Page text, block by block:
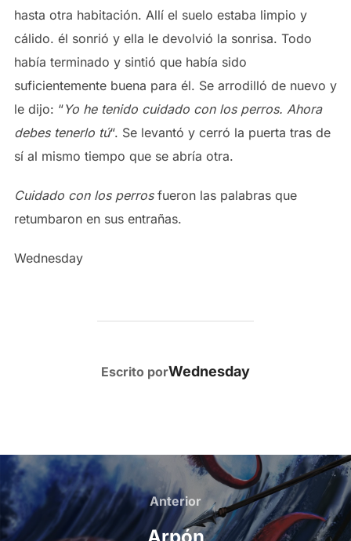
hasta otra habitación. Allí el suelo estaba limpio y
cálido. él sonrió y ella le devolvió la sonrisa. Todo
había terminado y sintió que había sido
suficientemente buena para él. Se arrodilló de nuevo y
le dijo: “Yo he tenido cuidado con los perros. Ahora
debes tenerlo tú“. Se levantó y cerró la puerta tras de
sí al mismo tiempo que se abría otra.
Cuidado con los perrosfueron las palabras que
retumbaron en sus entrañas.
Wednesday
AUTOR DE LA PUBLICACIÓN
Escrito porWednesday
Navegación
de
Anterior
Anterior